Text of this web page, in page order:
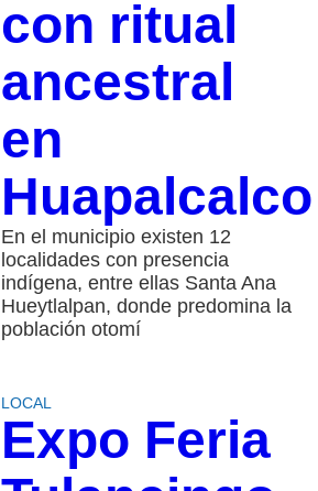
con ritual
ancestral
en
Huapalcalco
En el municipio existen 12
localidades con presencia
indígena, entre ellas Santa Ana
Hueytlalpan, donde predomina la
población otomí
LOCAL
Expo Feria